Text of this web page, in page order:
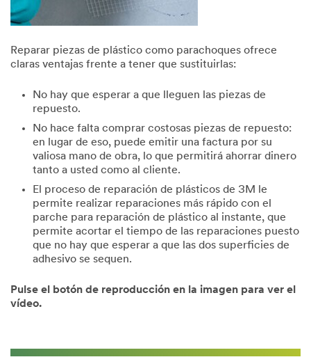
Reparar piezas de plástico como parachoques ofrece
claras ventajas frente a tener que sustituirlas:
No hay que esperar a que lleguen las piezas de
repuesto.
No hace falta comprar costosas piezas de repuesto:
en lugar de eso, puede emitir una factura por su
valiosa mano de obra, lo que permitirá ahorrar dinero
tanto a usted como al cliente.
El proceso de reparación de plásticos de 3M le
permite realizar reparaciones más rápido con el
parche para reparación de plástico al instante, que
permite acortar el tiempo de las reparaciones puesto
que no hay que esperar a que las dos superficies de
adhesivo se sequen.
Pulse el botón de reproducción en la imagen para ver el
vídeo.